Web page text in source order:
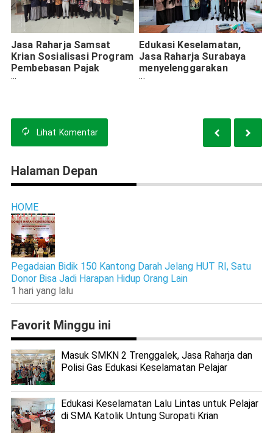
Jasa Raharja Samsat
Krian Sosialisasi Program
Pembebasan Pajak
Daerah di Kecamatan
Edukasi Keselamatan,
Jasa Raharja Surabaya
menyelenggarakan
program 'Jasa Raharja
Lihat Komentar
Halaman Depan
HOME
Pegadaian Bidik 150 Kantong Darah Jelang HUT RI, Satu
Donor Bisa Jadi Harapan Hidup Orang Lain
1 hari yang lalu
Favorit Minggu ini
Masuk SMKN 2 Trenggalek, Jasa Raharja dan
Polisi Gas Edukasi Keselamatan Pelajar
Edukasi Keselamatan Lalu Lintas untuk Pelajar
di SMA Katolik Untung Suropati Krian